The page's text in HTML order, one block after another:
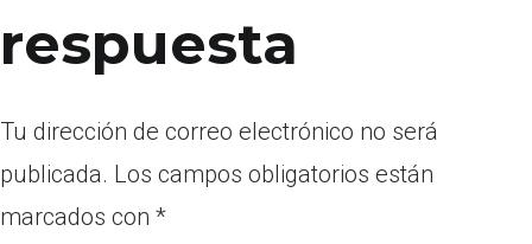
respuesta
Tu dirección de correo electrónico no será
publicada. Los campos obligatorios están
marcados con *